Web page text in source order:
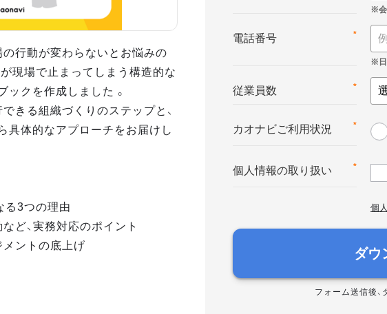
行動が変わらないとお悩みの
現場で止まってしまう構造的な
クを作成しました 。
きる組織づくりのステップと、
具体的なアプローチをお届けし
る3つの理由
ど、実務対応のポイント
メントの底上げ
*
電話番号
*
従業員数
*
カオナビご利用状況
*
個人情報の取り扱い
個
ダウ
フォーム送信後